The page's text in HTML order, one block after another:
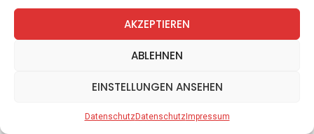
AKZEPTIEREN
ABLEHNEN
EINSTELLUNGEN ANSEHEN
DatenschutzDatenschutzImpressum